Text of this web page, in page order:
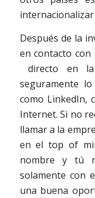
Después de la
en contacto con
directo en
seguramente
como LinkedIn,
Internet. Si no
llamar a la
en el top of
nombre y tú
solamente con
una buena